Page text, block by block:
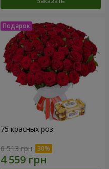
75 красных роз
6 513 грн